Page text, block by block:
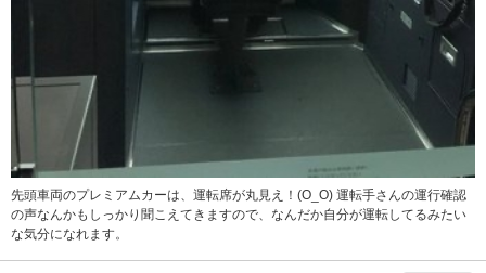
先頭車両のプレミアムカーは、運転席が丸見え！(O_O) 運転手さんの運行確認
の声なんかもしっかり聞こえてきますので、なんだか自分が運転してるみたい
な気分になれます。